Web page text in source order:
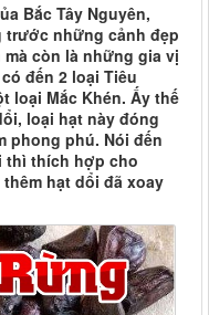
Bắc Tây Nguyên,
những cảnh đẹp
còn là những gia vị
đến 2 loại Tiêu
loại Mắc Khén. Ấy thế
loại hạt này đóng
phong phú. Nói đến
thì thích hợp cho
hạt dổi đã xoay